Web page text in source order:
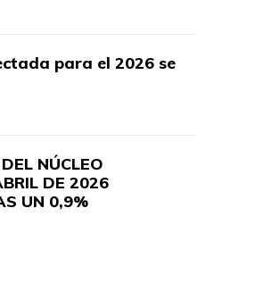
para el 2026 se
NÚCLEO
DE 2026
UN 0,9%